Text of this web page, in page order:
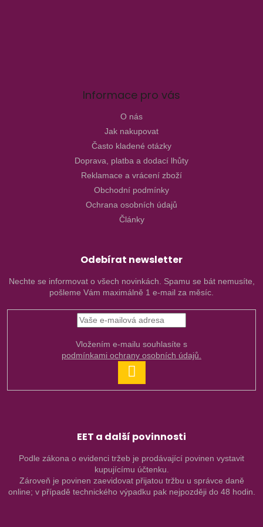
Informace pro vás
O nás
Jak nakupovat
Často kladené otázky
Doprava, platba a dodací lhůty
Reklamace a vrácení zboží
Obchodní podmínky
Ochrana osobních údajů
Články
Odebírat newsletter
Nechte se informovat o všech novinkách. Spamu se bát nemusíte,
pošleme Vám maximálně 1 e-mail za měsíc.
podmínkami ochrany osobních údajů.
SE
EET a další povinnosti
Podle zákona o evidenci tržeb je prodávající povinen vystavit
kupujícímu účtenku.
Zároveň je povinen zaevidovat přijatou tržbu u správce daně
online; v případě technického výpadku pak nejpozději do 48 hodin.